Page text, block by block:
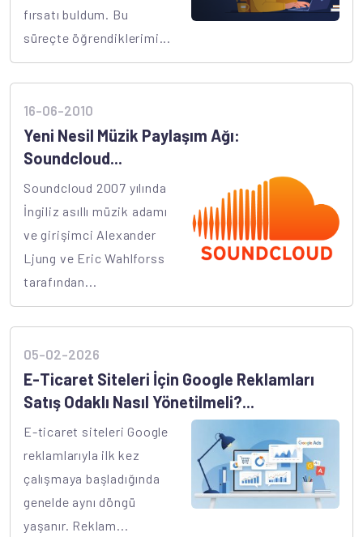
fırsatı buldum. Bu
süreçte öğrendiklerimi...
16-06-2010
Yeni Nesil Müzik Paylaşım Ağı:
Soundcloud...
Soundcloud 2007 yılında
İngiliz asıllı müzik adamı
ve girişimci Alexander
Ljung ve Eric Wahlforss
tarafından...
05-02-2026
E-Ticaret Siteleri İçin Google Reklamları
Satış Odaklı Nasıl Yönetilmeli?...
E-ticaret siteleri Google
reklamlarıyla ilk kez
çalışmaya başladığında
genelde aynı döngü
yaşanır. Reklam...